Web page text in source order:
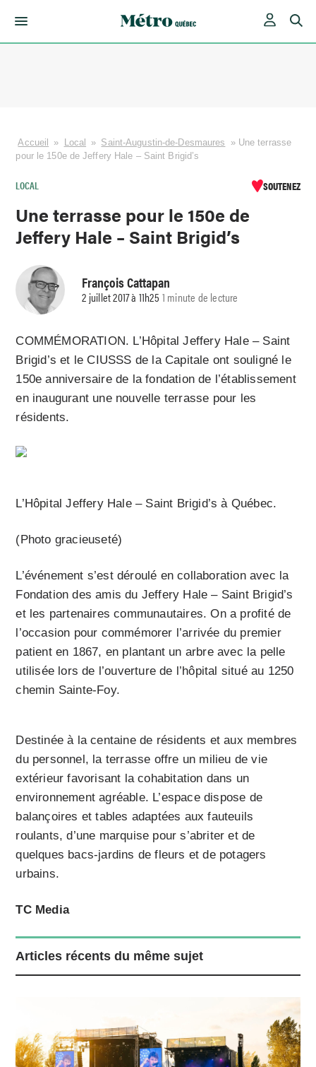
Accueil » Local » Saint-Augustin-de-Desmaures » Une terrasse
pour le 150e de Jeffery Hale – Saint Brigid’s
LOCAL SOUTENEZ
Une terrasse pour le 150e de
Jeffery Hale – Saint Brigid’s
François Cattapan
2 juillet 2017 à 11h25 1 minute de lecture
COMMÉMORATION. L’Hôpital Jeffery Hale – Saint
Brigid’s et le CIUSSS de la Capitale ont souligné le
150e anniversaire de la fondation de l’établissement
en inaugurant une nouvelle terrasse pour les
résidents.
L’Hôpital Jeffery Hale – Saint Brigid’s à Québec.
(Photo gracieuseté)
L’événement s’est déroulé en collaboration avec la
Fondation des amis du Jeffery Hale – Saint Brigid’s
et les partenaires communautaires. On a profité de
l’occasion pour commémorer l’arrivée du premier
patient en 1867, en plantant un arbre avec la pelle
utilisée lors de l’ouverture de l’hôpital situé au 1250
chemin Sainte-Foy.
Destinée à la centaine de résidents et aux membres
du personnel, la terrasse offre un milieu de vie
extérieur favorisant la cohabitation dans un
environnement agréable. L’espace dispose de
balançoires et tables adaptées aux fauteuils
roulants, d’une marquise pour s’abriter et de
quelques bacs-jardins de fleurs et de potagers
urbains.
TC Media
Articles récents du même sujet